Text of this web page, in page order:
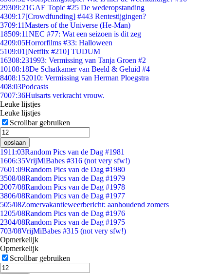
29309:21GAE Topic #25 De wederopstanding
4309:17[Crowdfunding] #443 Rentestijgingen?
3709:11Masters of the Universe (He-Man)
18509:11NEC #77: Wat een seizoen is dit zeg
4209:05Horrorfilms #33: Halloween
5109:01 [Netflix #210] TUDUM
16308:231993: Vermissing van Tanja Groen #2
10108:18De Schatkamer van Beeld & Geluid #4
8408:152010: Vermissing van Herman Ploegstra
408:03Podcasts
7007:36Huisarts verkracht vrouw.
Leuke lijstjes
Leuke lijstjes
Scrollbar gebruiken
opslaan
1911:03Random Pics van de Dag #1981
1606:35VrijMiBabes #316 (not very sfw!)
7601:09Random Pics van de Dag #1980
3508/08Random Pics van de Dag #1979
2007/08Random Pics van de Dag #1978
3806/08Random Pics van de Dag #1977
505/08Zomervakantieweerbericht: aanhoudend zomers
1205/08Random Pics van de Dag #1976
2304/08Random Pics van de Dag #1975
703/08VrijMiBabes #315 (not very sfw!)
Opmerkelijk
Opmerkelijk
Scrollbar gebruiken